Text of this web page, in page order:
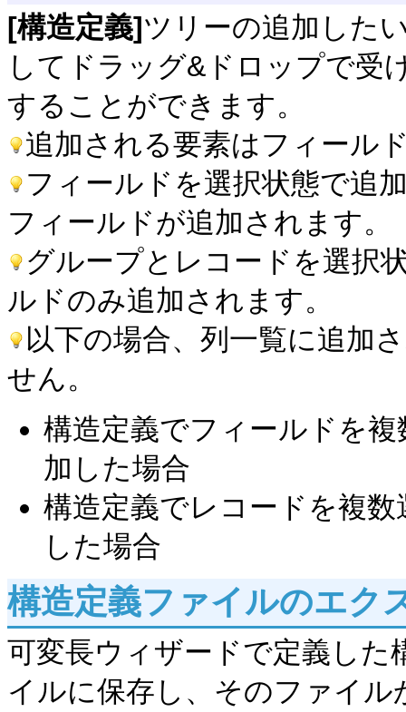
[構造定義]ツリーの追加した
してドラッグ&ドロップで受
することができます。
追加される要素はフィール
フィールドを選択状態で追
フィールドが追加されます。
グループとレコードを選択
ルドのみ追加されます。
以下の場合、列一覧に追加
せん。
構造定義でフィールドを
加した場合
構造定義でレコードを複
した場合
構造定義ファイルのエク
可変長ウィザードで定義した
イルに保存し、そのファイ